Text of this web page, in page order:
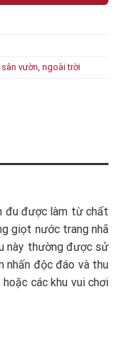
vườn, ngoài trời
đu được làm từ chất
giọt nước trang nhã
này thường được sử
nhấn độc đáo và thu
các khu vui chơi